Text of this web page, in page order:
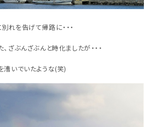
れを告げて帰路に・・・
ざぶんざぶんと時化ましたが・・・
漕いでいたような(笑)